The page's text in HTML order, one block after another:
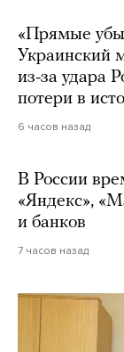
«Прямые
Украинский
из-за удара
потери в
6 часов назад
В России
«Яндекс»,
и банков
7 часов назад